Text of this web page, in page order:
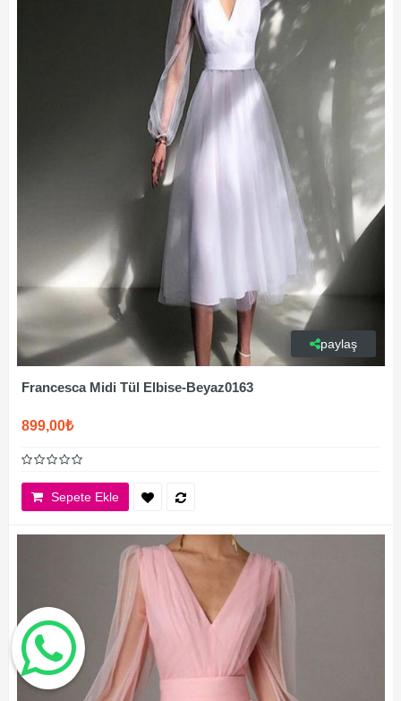
paylaş
Francesca Midi Tül Elbise-Beyaz0163
899,00₺
Sepete Ekle